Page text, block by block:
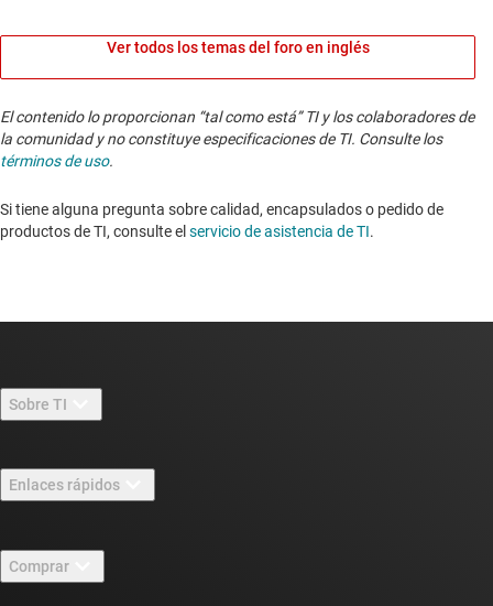
Ver todos los temas del foro en inglés
El contenido lo proporcionan “tal como está” TI y los colaboradores de
la comunidad y no constituye especificaciones de TI. Consulte los
términos de uso.
Si tiene alguna pregunta sobre calidad, encapsulados o pedido de
productos de TI, consulte el servicio de asistencia de TI. ​​​​​​​​​​​​​​
Sobre TI
Carreras laborales
Sala de redacción
Enlaces rápidos
Foros de soporte de diseño de TI E2E™
Comprar